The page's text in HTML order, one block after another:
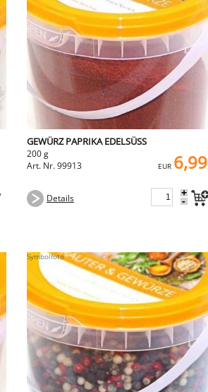
GEWÜRZ PAPRIKA EDELSÜSS
200 g
Art. Nr. 99913
EUR 6,99
Details +
-